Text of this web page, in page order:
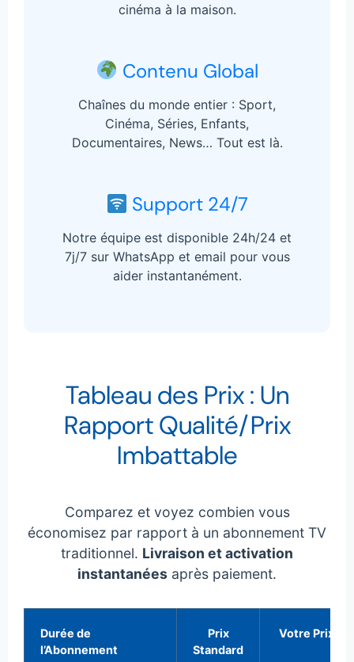
cinéma à la maison.
Contenu Global
Chaînes du monde entier : Sport,
Cinéma, Séries, Enfants,
Documentaires, News… Tout est là.
Support 24/7
Notre équipe est disponible 24h/24 et
7j/7 sur WhatsApp et email pour vous
aider instantanément.
Tableau des Prix : Un
Rapport Qualité/Prix
Imbattable
Comparez et voyez combien vous
économisez par rapport à un abonnement TV
traditionnel. Livraison et activation
instantanées après paiement.
Durée de
l’Abonnement
Prix
Standard
Votre Prix